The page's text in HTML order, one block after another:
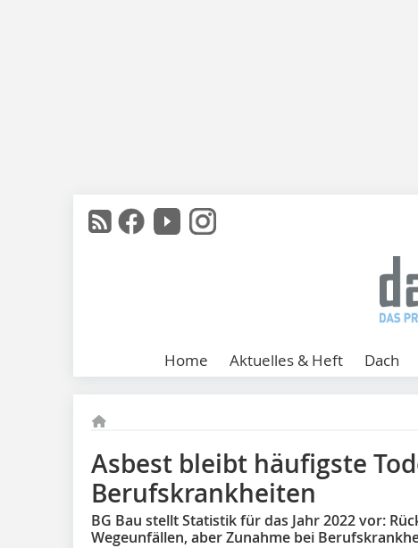
Home Aktuelles & Heft Dach
Asbest bleibt häufigste
Berufskrankheiten
BG Bau stellt Statistik für das Jahr 2022 vor:
Wegeunfällen, aber Zunahme bei